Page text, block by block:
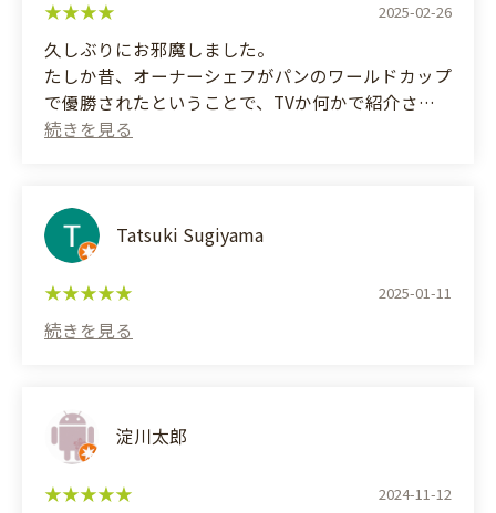
2025-02-26
久しぶりにお邪魔しました。
たしか昔、オーナーシェフがパンのワールドカップ
で優勝されたということで、TVか何かで紹介され
たと思います。
今回は大豆発酵調味料ブレンドのハード系の「酵
豆」と「アップルパイ」を購入しました。
「酵豆」は食感もよく、味はあじわったことのな
い、美味しいパンです。
いです。
(Translated by Google)
I believe the owner-chef won the World Bread Cup
Tatsuki Sugiyama
2025-01-11
淀川太郎
2024-11-12